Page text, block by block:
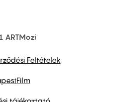
ARTMozi
Feltételek